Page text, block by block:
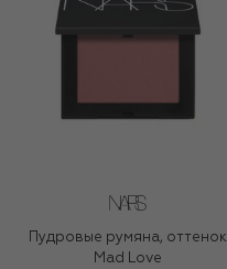
Пудровые румяна, оттенок
Mad Love